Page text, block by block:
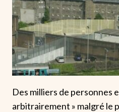
Des milliers de personnes
arbitrairement » malgré le